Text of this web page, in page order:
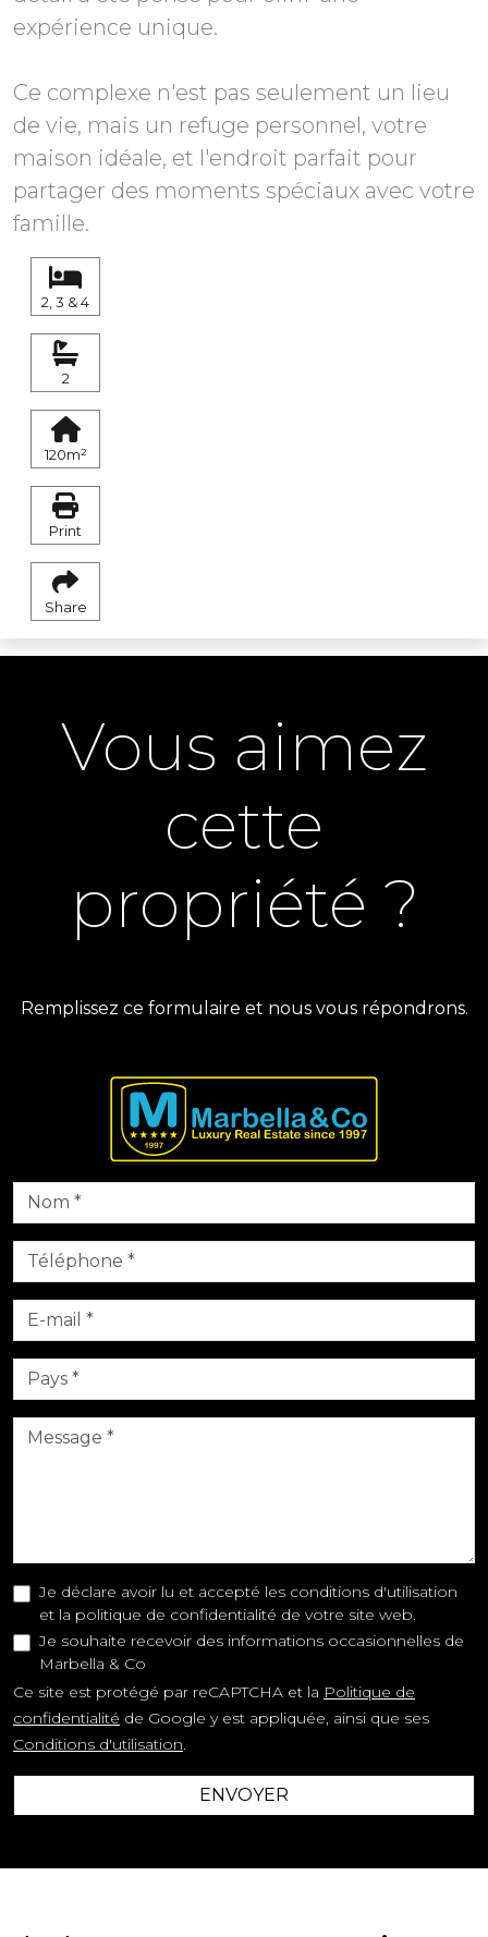
expérience unique.
Ce complexe n'est pas seulement un lieu
de vie, mais un refuge personnel, votre
maison idéale, et l'endroit parfait pour
partager des moments spéciaux avec votre
famille.
2, 3 & 4
2
120m²
Print
Share
Vous aimez
cette
propriété ?
Remplissez ce formulaire et nous vous répondrons.
Je déclare avoir lu et accepté les conditions d'utilisation
et la politique de confidentialité de votre site web.
Je souhaite recevoir des informations occasionnelles de
Marbella & Co
Ce site est protégé par reCAPTCHA et la Politique de
confidentialité de Google y est appliquée, ainsi que ses
Conditions d'utilisation.
ENVOYER